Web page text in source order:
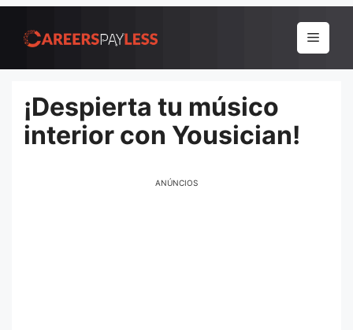
para
conteúdo
Menu
¡Despierta tu músico
interior con Yousician!
ANÚNCIOS